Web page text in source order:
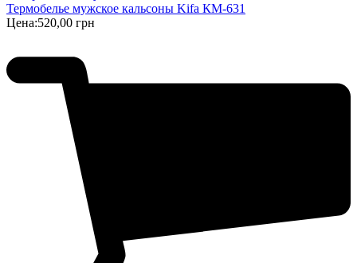
Термобелье мужское кальсоны Kifa КМ-631
Цена:520,00 грн